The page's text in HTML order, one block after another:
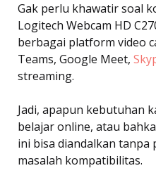
Gak perlu khawatir soal
Logitech Webcam HD
berbagai platform video
Teams, Google Meet,
streaming.
Jadi, apapun kebutuhan
belajar online, atau
ini bisa diandalkan tanpa
masalah kompatibilitas.